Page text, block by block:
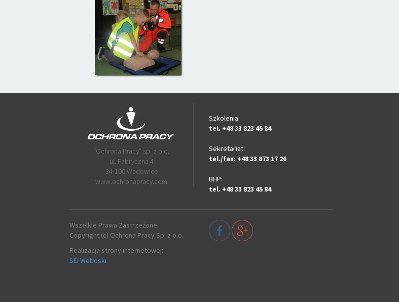
“Ochrona Pracy" sp. z o.o.
ul. Fabryczna 4
34-100 Wadowice
www.ochronapracy.com
Szkolenia:
tel. +48 33 823 45 84
Sekretariat:
tel./fax: +48 33 873 17 26
BHP:
tel. +48 33 823 45 84
Wszelkie Prawa Zastrzeżone.
Copyright (c) Ochrona Pracy Sp. z o.o.
Realizacja strony internetowej:
SEI Weboski